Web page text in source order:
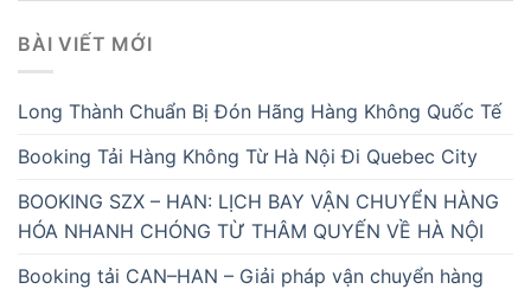
BÀI VIẾT MỚI
Long Thành Chuẩn Bị Đón Hãng Hàng Không Quốc Tế
Booking Tải Hàng Không Từ Hà Nội Đi Quebec City
BOOKING SZX – HAN: LỊCH BAY VẬN CHUYỂN HÀNG
HÓA NHANH CHÓNG TỪ THÂM QUYẾN VỀ HÀ NỘI
Booking tải CAN–HAN – Giải pháp vận chuyển hàng